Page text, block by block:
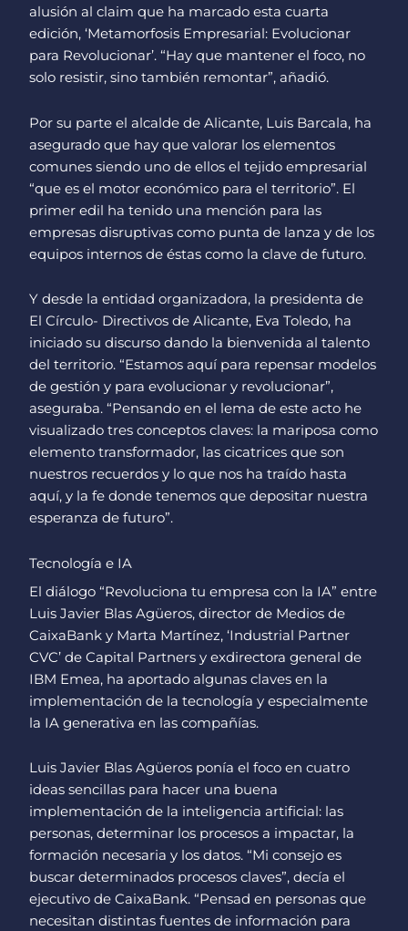
alusión al claim que ha marcado esta cuarta
edición, ‘Metamorfosis Empresarial: Evolucionar
para Revolucionar’. “Hay que mantener el foco, no
solo resistir, sino también remontar”, añadió.
Por su parte el alcalde de Alicante, Luis Barcala, ha
asegurado que hay que valorar los elementos
comunes siendo uno de ellos el tejido empresarial
“que es el motor económico para el territorio”. El
primer edil ha tenido una mención para las
empresas disruptivas como punta de lanza y de los
equipos internos de éstas como la clave de futuro.
Y desde la entidad organizadora, la presidenta de
El Círculo- Directivos de Alicante, Eva Toledo, ha
iniciado su discurso dando la bienvenida al talento
del territorio. “Estamos aquí para repensar modelos
de gestión y para evolucionar y revolucionar”,
aseguraba. “Pensando en el lema de este acto he
visualizado tres conceptos claves: la mariposa como
elemento transformador, las cicatrices que son
nuestros recuerdos y lo que nos ha traído hasta
aquí, y la fe donde tenemos que depositar nuestra
esperanza de futuro”.
Tecnología e IA
El diálogo “Revoluciona tu empresa con la IA” entre
Luis Javier Blas Agüeros, director de Medios de
CaixaBank y Marta Martínez, ‘Industrial Partner
CVC’ de Capital Partners y exdirectora general de
IBM Emea, ha aportado algunas claves en la
implementación de la tecnología y especialmente
la IA generativa en las compañías.
Luis Javier Blas Agüeros ponía el foco en cuatro
ideas sencillas para hacer una buena
implementación de la inteligencia artificial: las
personas, determinar los procesos a impactar, la
formación necesaria y los datos. “Mi consejo es
buscar determinados procesos claves”, decía el
ejecutivo de CaixaBank. “Pensad en personas que
necesitan distintas fuentes de información para